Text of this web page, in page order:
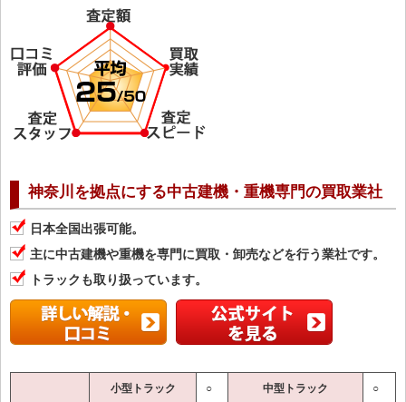
神奈川を拠点にする中古建機・重機専門の買取業社
日本全国出張可能。
主に中古建機や重機を専門に買取・卸売などを行う業社です。
トラックも取り扱っています。
小型トラック ○ 中型トラック ○